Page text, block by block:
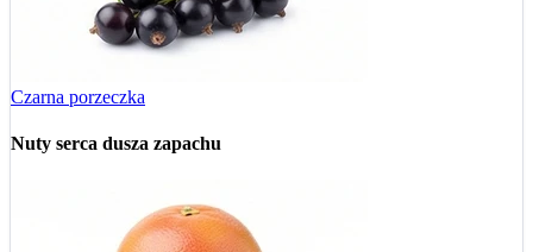
Czarna porzeczka
Nuty serca dusza zapachu